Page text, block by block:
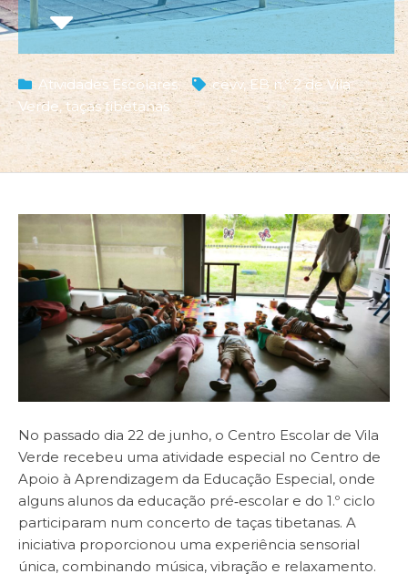
Atividades Escolares cevv, EB n.º 2 de Vila
Verde,taças tibetanas
No passado dia 22 de junho, o Centro Escolar de Vila
Verde recebeu uma atividade especial no Centro de
Apoio à Aprendizagem da Educação Especial, onde
alguns alunos da educação pré‑escolar e do 1.º ciclo
participaram num concerto de taças tibetanas. A
iniciativa proporcionou uma experiência sensorial
única, combinando música, vibração e relaxamento.